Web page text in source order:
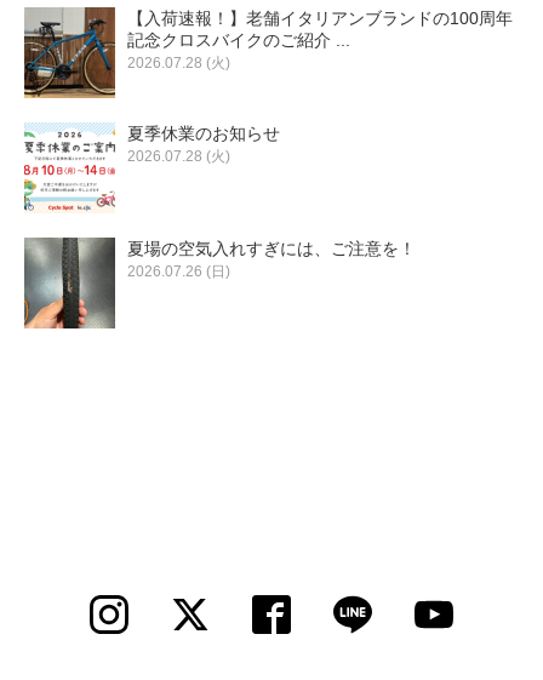
【入荷速報！】老舗イタリアンブランドの100周年
記念クロスバイクのご紹介 ...
2026.07.28 (火)
夏季休業のお知らせ
2026.07.28 (火)
夏場の空気入れすぎには、ご注意を！
2026.07.26 (日)